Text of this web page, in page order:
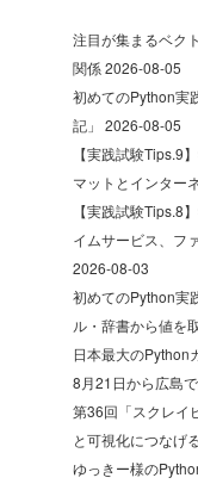
注目が集まるベク
関係2026-08-05
初めてのPython
記」 2026-08-05
【実践試験Tips.9
マットとインター
【実践試験Tips.8
イムサービス、フ
2026-08-03
初めてのPython
ル・辞書から値を
日本最大のPython
8月21日から広島
第36回「スクレイ
と可視化につなげ
ゆっきー様の